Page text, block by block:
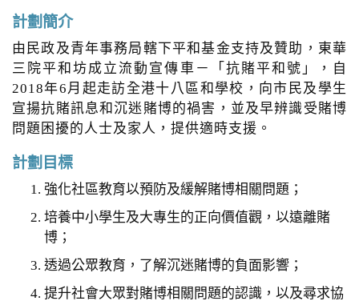
計劃簡介
由民政及青年事務局轄下平和基金支持及贊助，東華
三院平和坊成立流動宣傳車－「抗賭平和號」，自
2018年6月起走訪全港十八區和學校，向市民及學生
宣揚抗賭訊息和沉迷賭博的禍害，並及早辨識受賭博
問題困擾的人士及家人，提供適時支援。
計劃目標
強化社區教育以預防及緩解賭博相關問題；
培養中小學生及大專生的正向價值觀，以遠離賭
博；
透過公眾教育，了解沉迷賭博的負面影響；
提升社會大眾對賭博相關問題的認識，以及尋求協